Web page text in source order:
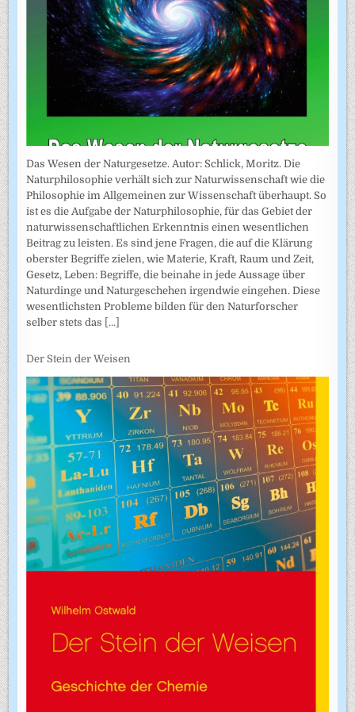
Das Wesen der Naturgesetze. Autor: Schlick, Moritz. Die
Naturphilosophie verhält sich zur Naturwissenschaft wie die
Philosophie im Allgemeinen zur Wissenschaft überhaupt. So
ist es die Aufgabe der Naturphilosophie, für das Gebiet der
naturwissenschaftlichen Erkenntnis einen wesentlichen
Beitrag zu leisten. Es sind jene Fragen, die auf die Klärung
oberster Begriffe zielen, wie Materie, Kraft, Raum und Zeit,
Gesetz, Leben: Begriffe, die beinahe in jede Aussage über
Naturdinge und Naturgeschehen irgendwie eingehen. Diese
wesentlichsten Probleme bilden für den Naturforscher
selber stets das [...]
Der Stein der Weisen